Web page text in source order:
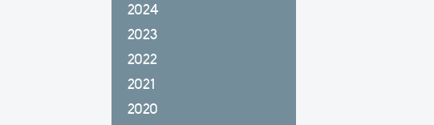
2024
2023
2022
2021
2020